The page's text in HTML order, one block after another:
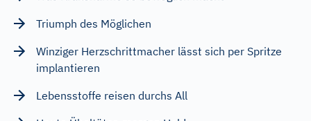
Triumph des Möglichen
Winziger Herzschrittmacher lässt sich per Spritze
implantieren
Lebensstoffe reisen durchs All